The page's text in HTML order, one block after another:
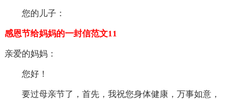
您的儿子：
感恩节给妈妈的一封信范文11
亲爱的妈妈：
您好！
要过母亲节了，首先，我祝您身体健康，万事如意，